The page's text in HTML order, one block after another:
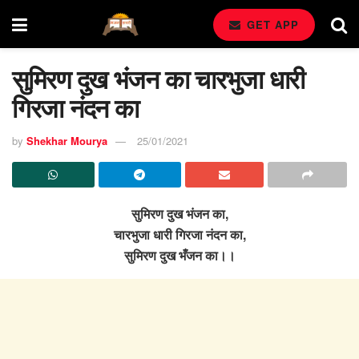
GET APP
सुमिरण दुख भंजन का चारभुजा धारी
गिरजा नंदन का
by Shekhar Mourya 25/01/2021
सुमिरण दुख भंजन का,
चारभुजा धारी गिरजा नंदन का,
सुमिरण दुख भँजन का।।